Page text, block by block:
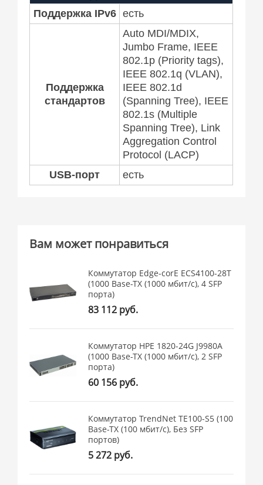
Поддержка IPv6 есть
Поддержка
стандартов
Auto MDI/MDIX,
Jumbo Frame, IEEE
802.1p (Priority tags),
IEEE 802.1q (VLAN),
IEEE 802.1d
(Spanning Tree), IEEE
802.1s (Multiple
Spanning Tree), Link
Aggregation Control
Protocol (LACP)
USB-порт
есть
Вам может понравиться
Коммутатор Edge-corE ECS4100-28T
(1000 Base-TX (1000 мбит/с), 4 SFP
порта)
83 112 руб.
Коммутатор HPE 1820-24G J9980A
(1000 Base-TX (1000 мбит/с), 2 SFP
порта)
60 156 руб.
Коммутатор TrendNet TE100-S5 (100
Base-TX (100 мбит/с), Без SFP
портов)
5 272 руб.